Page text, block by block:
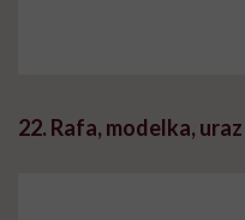
22. Rafa, modelka,